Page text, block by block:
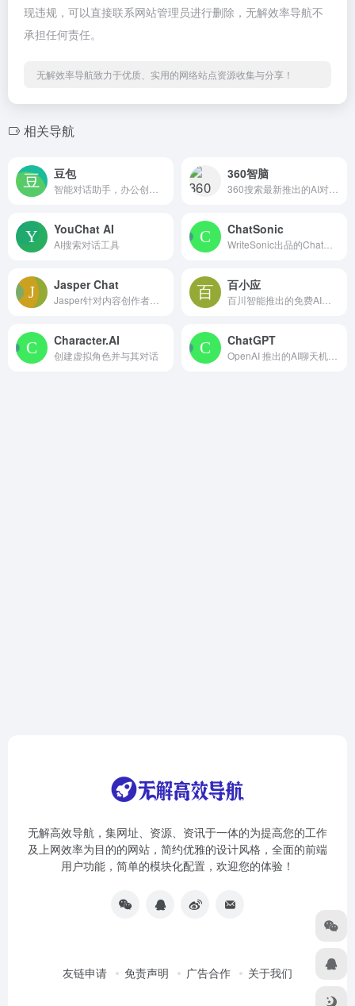
现违规，可以直接联系网站管理员进行删除，无解效率导航不
承担任何责任。
无解效率导航致力于优质、实用的网络站点资源收集与分享！
相关导航
豆包 360智脑
YouChat AI
AI搜索对话工具
ChatSonic
Jasper Chat 百小应
Character.AI
创建虚拟角色并与其对话
ChatGPT
无解高效导航，集网址、资源、资讯于一体的为提高您的工作
及上网效率为目的的网站，简约优雅的设计风格，全面的前端
用户功能，简单的模块化配置，欢迎您的体验！
友链申请 免责声明 广告合作 关于我们